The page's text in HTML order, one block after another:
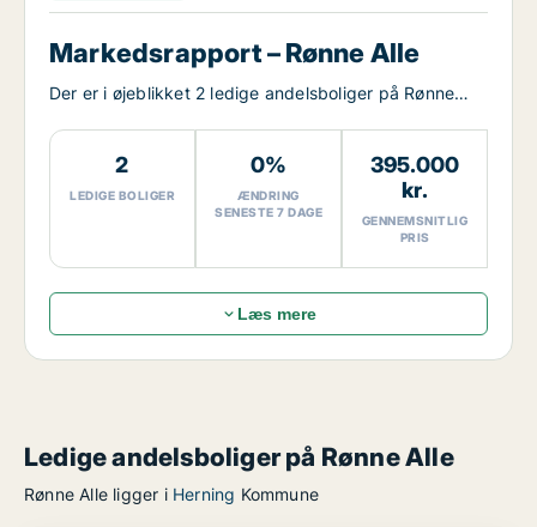
Markedsrapport – Rønne Alle
Der er i øjeblikket 2 ledige andelsboliger på Rønne
2
LEDIGE BOLIGER
0%
ÆNDRING
SENESTE 7 DAGE
395.000
kr.
GENNEMSNITLIG
PRIS
Læs mere
Ledige andelsboliger på Rønne Alle
Rønne Alle ligger i Herning Kommune